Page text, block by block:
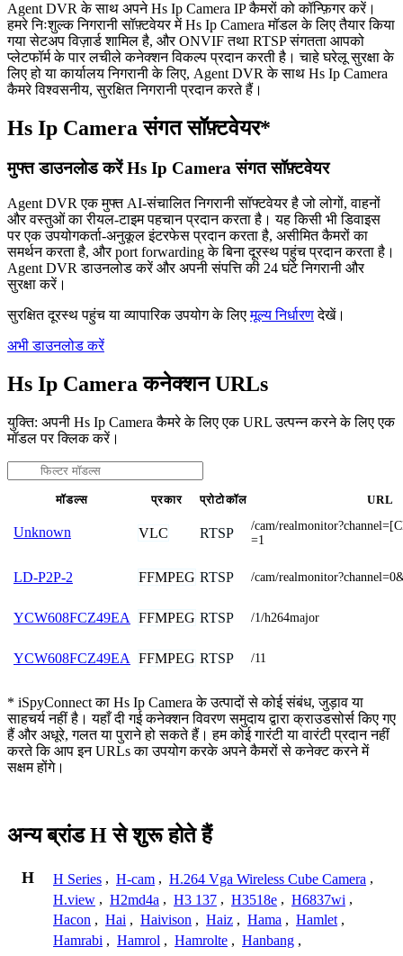
Agent DVR के साथ अपने Hs Ip Camera IP कैमरों को कॉन्फ़िगर करें।
हमरे निःशुल्क निगरानी सॉफ़्टवेयर में Hs Ip Camera मॉडल के लिए तैयार किया
गया सेटअप विज़ार्ड शामिल है, और ONVIF तथा RTSP संगतता आपको
प्लेटफॉर्म के पार लचीले कनेक्शन विकल्प प्रदान करती है। चाहे घरेलू सुरक्षा के
लिए हो या कार्यालय निगरानी के लिए, Agent DVR के साथ Hs Ip Camera
कैमरे विश्वसनीय, सुरक्षित निगरानी प्रदान करते हैं।
Hs Ip Camera संगत सॉफ़्टवेयर*
मुफ्त डाउनलोड करें Hs Ip Camera संगत सॉफ़्टवेयर
Agent DVR एक मुफ्त AI-संचालित निगरानी सॉफ्टवेयर है जो लोगों, वाहनों
और वस्तुओं का रीयल-टाइम पहचान प्रदान करता है। यह किसी भी डिवाइस
पर एक उपयोगकर्ता-अनुकूल इंटरफेस प्रदान करता है, असीमित कैमरों का
समर्थन करता है, और port forwarding के बिना दूरस्थ पहुंच प्रदान करता है।
Agent DVR डाउनलोड करें और अपनी संपत्ति की 24 घंटे निगरानी और
सुरक्षा करें।
सुरक्षित दूरस्थ पहुंच या व्यापारिक उपयोग के लिएमूल्य निर्धारणदेखें।
अभी डाउनलोड करें
Hs Ip Camera कनेक्शन URLs
युक्ति: अपनी Hs Ip Camera कैमरे के लिए एक URL उत्पन्न करने के लिए एक
मॉडल पर क्लिक करें।
मॉडल्स प्रकार प्रोटोकॉल URL
Unknown VLC RTSP
/cam/
=1
LD-P2P-2 FFMPEG RTSP /cam/
YCW608FCZ49EA FFMPEG RTSP /1/h264major
YCW608FCZ49EA FFMPEG RTSP /11
* iSpyConnect का Hs Ip Camera के उत्पादों से कोई संबंध, जुड़ाव या
साहचर्य नहीं है। यहाँ दी गई कनेक्शन विवरण समुदाय द्वारा क्राउडसोर्स किए गए
हैं और अधूरे, गलत या पुराने हो सकते हैं। हम कोई गारंटी या वारंटी प्रदान नहीं
करते कि आप इन URLs का उपयोग करके अपने कैमरों से कनेक्ट करने में
सक्षम होंगे।
अन्य ब्रांड H से शुरू होते हैं
H H Series , H-cam , H.264 Vga Wireless Cube Camera ,
H.view , H2md4a , H3 137 , H3518e , H6837wi ,
Hacon , Hai , Haivison , Haiz , Hama , Hamlet ,
Hamrabi , Hamrol , Hamrolte , Hanbang ,